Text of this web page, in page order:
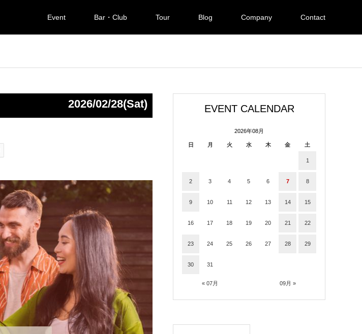
Event Bar・Club Tour Blog Company Contact
2026/02/28(Sat) EVENT CALENDAR
2026年08月
日 月 火 水 木 金 土
« 07月 09月 »
1
2 3 4 5 6 7 8
9 10 11 12 13 14 15
16 17 18 19 20 21 22
23 24 25 26 27 28 29
30 31